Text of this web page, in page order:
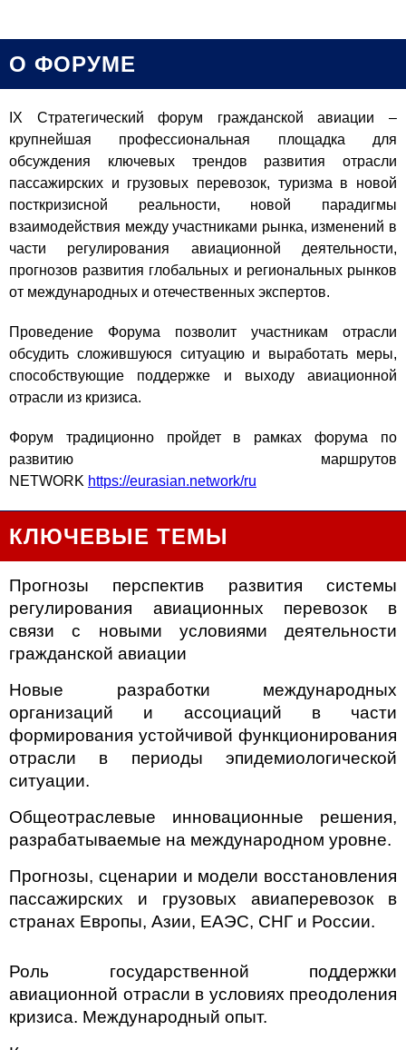
О ФОРУМЕ
IХ Стратегический форум гражданской авиации –
крупнейшая профессиональная площадка для
обсуждения ключевых трендов развития отрасли
пассажирских и грузовых перевозок, туризма в новой
посткризисной реальности, новой парадигмы
взаимодействия между участниками рынка, изменений в
части регулирования авиационной деятельности,
прогнозов развития глобальных и региональных рынков
от международных и отечественных экспертов.
Проведение Форума позволит участникам отрасли
обсудить сложившуюся ситуацию и выработать меры,
способствующие поддержке и выходу авиационной
отрасли из кризиса.
Форум традиционно пройдет в рамках форума по
развитию маршрутов
NETWORK https://eurasian.network/ru
КЛЮЧЕВЫЕ ТЕМЫ
Прогнозы перспектив развития системы
регулирования авиационных перевозок в
связи с новыми условиями деятельности
гражданской авиации
Новые разработки международных
организаций и ассоциаций в части
формирования устойчивой функционирования
отрасли в периоды эпидемиологической
ситуации.
Общеотраслевые инновационные решения,
разрабатываемые на международном уровне.
Прогнозы, сценарии и модели восстановления
пассажирских и грузовых авиаперевозок в
странах Европы, Азии, ЕАЭС, СНГ и России.
Роль государственной поддержки
авиационной отрасли в условиях преодоления
кризиса. Международный опыт.